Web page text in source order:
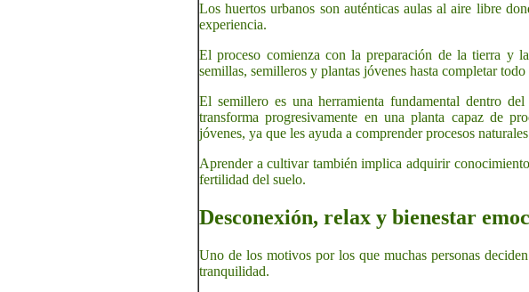
Los huertos urbanos son auténticas aulas al aire libre
experiencia.
El proceso comienza con la preparación de la tierra y
semillas, semilleros y plantas jóvenes hasta completar
El semillero es una herramienta fundamental dentro
transforma progresivamente en una planta capaz de
jóvenes, ya que les ayuda a comprender procesos
Aprender a cultivar también implica adquirir
fertilidad del suelo.
Desconexión, relax y bienestar
Uno de los motivos por los que muchas personas
tranquilidad.